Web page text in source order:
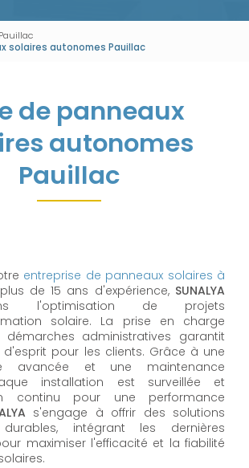
Pauillac
solaires autonomes Pauillac
de panneaux
autonomes
Pauillac
entreprise de panneaux solaires à
de 15 ans d'expérience, SUNALYA
l'optimisation de projets
solaire. La prise en charge
administratives garantit
d'esprit pour les clients. Grâce à une
avancée et une maintenance
installation est surveillée et
continu pour une performance
s'engage à offrir des solutions
durables, intégrant les dernières
maximiser l'efficacité et la fiabilité